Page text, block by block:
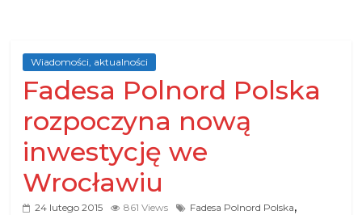
budowlanej
Wiadomości, aktualności
Fadesa Polnord Polska
rozpoczyna nową
inwestycję we
Wrocławiu
24 lutego 2015 861 Views Fadesa Polnord Polska,